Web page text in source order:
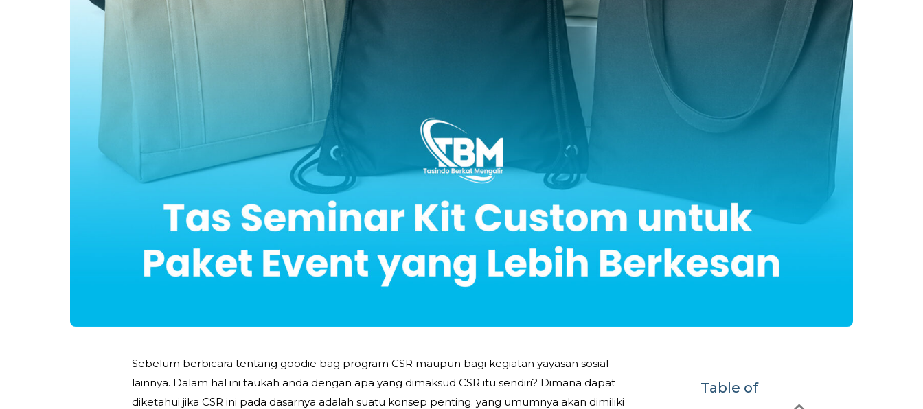
Sebelum berbicara tentang goodie bag program CSR maupun bagi kegiatan yayasan sosial
lainnya. Dalam hal ini taukah anda dengan apa yang dimaksud CSR itu sendiri? Dimana dapat
diketahui jika CSR ini pada dasarnya adalah suatu konsep penting. yang umumnya akan dimiliki
Table of